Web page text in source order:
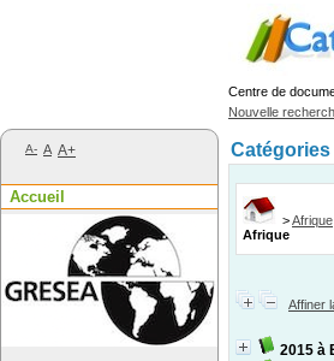
Centre de
Nouvelle
Catégories
>Afrique
Afrique
Affiner
2015 à
A- A A+
Accueil